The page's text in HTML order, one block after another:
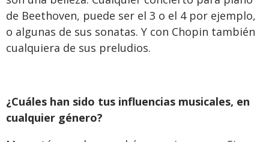
de Beethoven, puede ser el 3 o el 4 por ejemplo,
o algunas de sus sonatas. Y con Chopin también
cualquiera de sus preludios.
¿Cuáles han sido tus influencias musicales, en
cualquier género?